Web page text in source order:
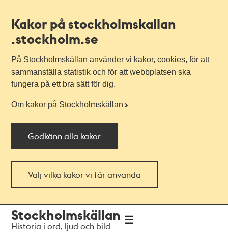
Kakor på stockholmskallan
.stockholm.se
På Stockholmskällan använder vi kakor, cookies, för att
sammanställa statistik och för att webbplatsen ska
fungera på ett bra sätt för dig.
Om kakor på Stockholmskällan
Godkänn alla kakor
Välj vilka kakor vi får använda
navigationen
huvudinnehållet
Stockholmskällan
Historia i ord, ljud och bild